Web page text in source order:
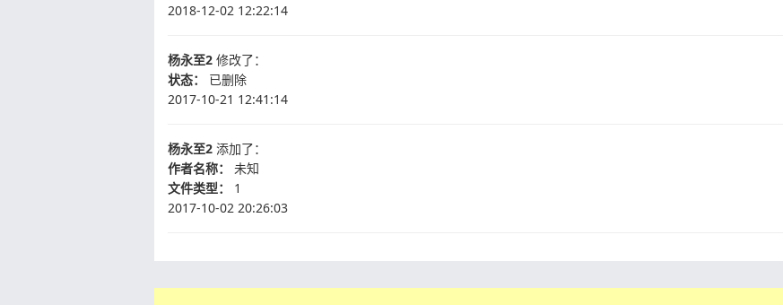
2018-12-02 12:22:14
杨永至2 修改了：
状态： 已删除
2017-10-21 12:41:14
杨永至2 添加了：
作者名称： 未知
文件类型： 1
2017-10-02 20:26:03